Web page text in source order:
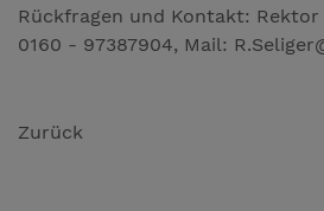
Rückfragen und Kontakt: Rektor
0160 - 97387904, Mail:
Zurück